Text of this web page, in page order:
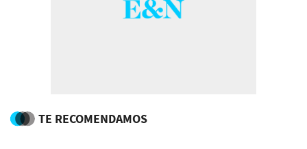
TE RECOMENDAMOS